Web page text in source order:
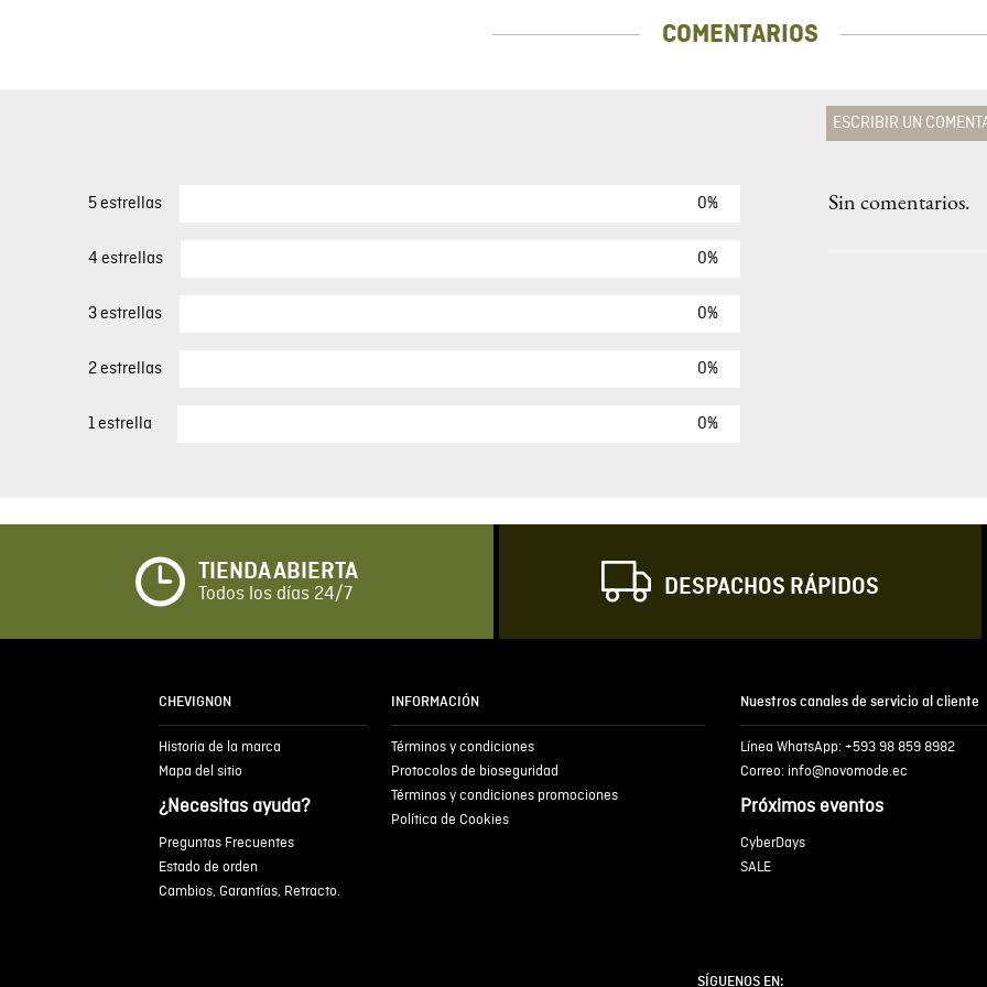
COMENTARIOS
5 estrellas 0%
4 estrellas 0%
3 estrellas 0%
2 estrellas 0%
1 estrella 0%
ESCRIBIR UN
Agregar
Escribir comentario
Sin comentarios.
TIENDA ABIERTA
Todos los días 24/7 DESPACHOS RÁPIDOS
CHEVIGNON
Historia de la marca
Mapa del sitio
¿Necesitas ayuda?
Preguntas Frecuentes
Estado de orden
Cambios, Garantías, Retracto.
INFORMACIÓN
Términos y condiciones
Protocolos de bioseguridad
Términos y condiciones promociones
Política de Cookies
Nuestros canales de servicio al cliente
Línea WhatsApp: +593 98 859 8982
Correo: info@novomode.ec
Próximos eventos
CyberDays
SALE
SÍGUENOS EN: